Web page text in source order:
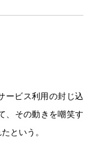
ービス利用の封じ込
、その動きを嘲笑す
という。